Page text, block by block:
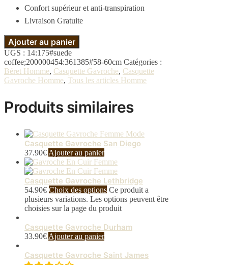
Confort supérieur et anti-transpiration
Livraison Gratuite
Ajouter au panier
UGS : 14:175#suede
coffee;200000454:361385#58-60cm Catégories :
Béret Homme, Casquette Gavroche, Casquette
Gavroche Homme, Tous les articles Homme
Produits similaires
Casquette Gavroche San Diego
37.90€ Ajouter au panier
Casquette Gavroche Lethbridge
54.90€ Choix des options Ce produit a
plusieurs variations. Les options peuvent être
choisies sur la page du produit
Casquette Gavroche Durham
33.90€ Ajouter au panier
Casquette Gavroche Saint James